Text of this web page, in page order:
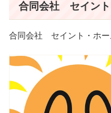
合同会社 セイント
合同会社 セイント・ホー